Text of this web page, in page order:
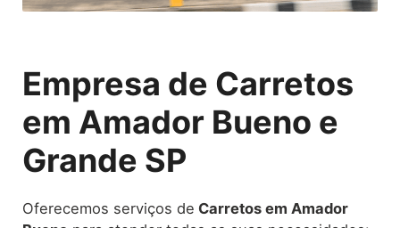
Empresa de Carretos
em Amador Bueno e
Grande SP
Oferecemos serviços de Carretos em Amador